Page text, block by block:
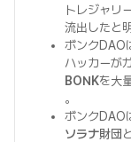
トレジャリ
流出したと
ボンクDAO
ハッカーが
BONKを大
。
ボンクDAO
ソラナ財団